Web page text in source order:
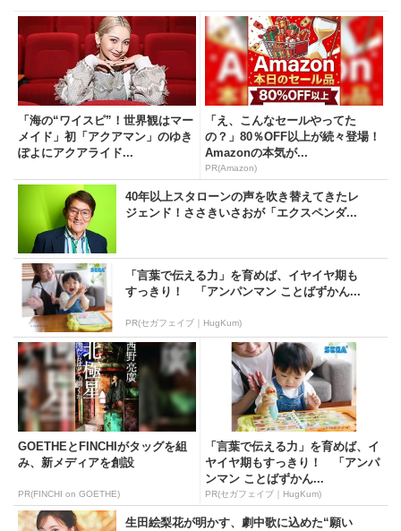
「海の“ワイスピ”！世界観はマー
メイド」初「アクアマン」のゆき
ぽよにアクアライド...
「え、こんなセールやってた
の？」80％OFF以上が続々登場！
Amazonの本気が...
PR(Amazon)
40年以上スタローンの声を吹き替えてきたレ
ジェンド！ささきいさおが「エクスペンダ...
「言葉で伝える力」を育めば、イヤイヤ期も
すっきり！ 「アンパンマン ことばずかん...
PR(セガフェイブ｜HugKum)
GOETHEとFINCHIがタッグを組
み、新メディアを創設
PR(FINCHI on GOETHE)
「言葉で伝える力」を育めば、イ
ヤイヤ期もすっきり！ 「アンパ
ンマン ことばずかん...
PR(セガフェイブ｜HugKum)
生田絵梨花が明かす、劇中歌に込めた“願い